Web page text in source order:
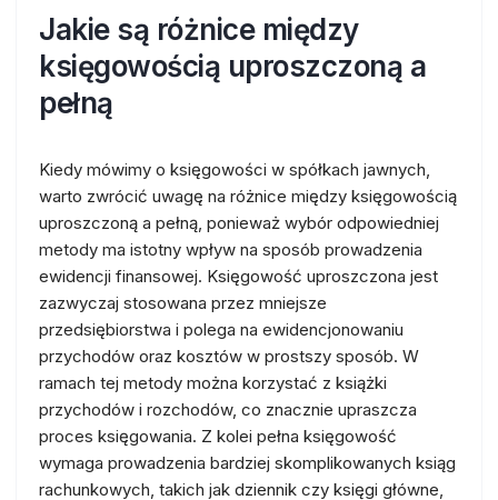
Jakie są różnice między
księgowością uproszczoną a
pełną
Kiedy mówimy o księgowości w spółkach jawnych,
warto zwrócić uwagę na różnice między księgowością
uproszczoną a pełną, ponieważ wybór odpowiedniej
metody ma istotny wpływ na sposób prowadzenia
ewidencji finansowej. Księgowość uproszczona jest
zazwyczaj stosowana przez mniejsze
przedsiębiorstwa i polega na ewidencjonowaniu
przychodów oraz kosztów w prostszy sposób. W
ramach tej metody można korzystać z książki
przychodów i rozchodów, co znacznie upraszcza
proces księgowania. Z kolei pełna księgowość
wymaga prowadzenia bardziej skomplikowanych ksiąg
rachunkowych, takich jak dziennik czy księgi główne,